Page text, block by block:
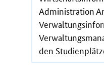
Administration
den